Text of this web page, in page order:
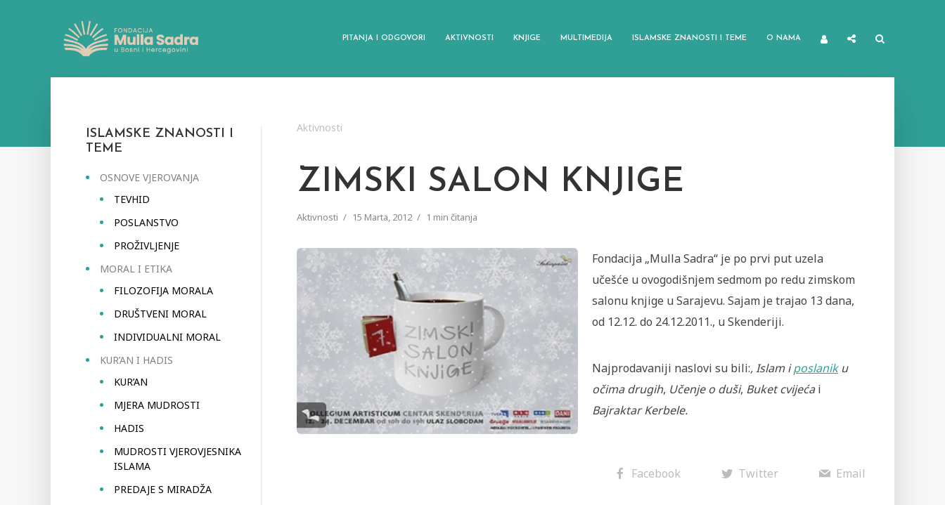
PITANJA I ODGOVORI AKTIVNOSTI KNJIGE MULTIMEDIJA ISLAMSKE ZNANOSTI I TEME O NAMA
ISLAMSKE ZNANOSTI I
TEME
OSNOVE VJEROVANJA
TEVHID
POSLANSTVO
PROŽIVLJENJE
MORAL I ETIKA
FILOZOFIJA MORALA
DRUŠTVENI MORAL
INDIVIDUALNI MORAL
KUR’AN I HADIS
KUR’AN
MJERA MUDROSTI
HADIS
MUDROSTI VJEROVJESNIKA
ISLAMA
PREDAJE S MIRADŽA
Aktivnosti
ZIMSKI SALON KNJIGE
Aktivnosti 15 Marta, 2012 1 min čitanja
Fondacija „Mulla Sadra“ je po prvi put uzela
učešće u ovogodišnjem sedmom po redu zimskom
salonu knjige u Sarajevu. Sajam je trajao 13 dana,
od 12.12. do 24.12.2011., u Skenderiji.
Najprodavaniji naslovi su bili:, Islam iposlaniku
očima drugih, Učenje o duši, Buket cvijećai
Bajraktar Kerbele.
Facebook Twitter Email